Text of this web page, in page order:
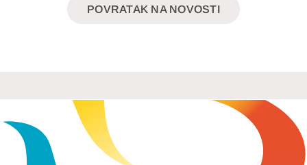
POVRATAK NA NOVOSTI